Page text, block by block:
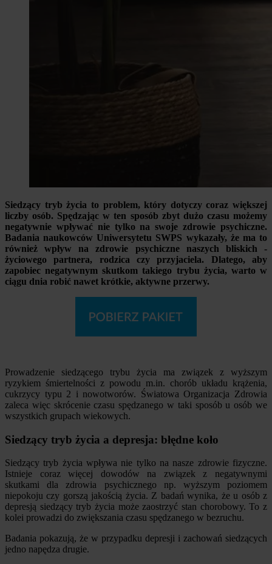
Siedzący tryb życia to problem, który dotyczy coraz większej
liczby osób. Spędzając w ten sposób zbyt dużo czasu możemy
negatywnie wpływać nie tylko na swoje zdrowie psychiczne.
Badania naukowców Uniwersytetu SWPS wykazały, że ma to
również wpływ na zdrowie psychiczne naszych bliskich -
życiowego partnera, rodzica czy przyjaciela. Dlatego, aby
zapobiec negatywnym skutkom takiego trybu życia, warto w
ciągu dnia robić nawet krótkie, aktywne przerwy.
Prowadzenie siedzącego trybu życia ma związek z wyższym
ryzykiem śmiertelności z powodu m.in. chorób układu krążenia,
cukrzycy typu 2 i nowotworów. Światowa Organizacja Zdrowia
zaleca więc skrócenie czasu spędzanego w taki sposób u osób we
wszystkich grupach wiekowych.
Siedzący tryb życia a depresja: błędne koło
Siedzący tryb życia wpływa nie tylko na nasze zdrowie fizyczne.
Istnieje coraz więcej dowodów na związek z negatywnymi
skutkami dla zdrowia psychicznego np. wyższym poziomem
niepokoju czy gorszą jakością życia. Z badań wynika, że u osób z
depresją siedzący tryb życia może zaostrzyć stan chorobowy. To z
kolei prowadzi do zwiększania czasu spędzanego w bezruchu.
Badania pokazują, że w przypadku depresji i zachowań siedzących
jedno napędza drugie.